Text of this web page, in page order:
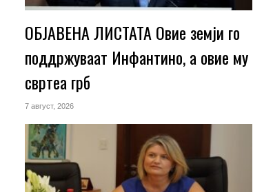
ОБЈАВЕНА ЛИСТАТА Овие земји го
поддржуваат Инфантино, а овие му
свртеа грб
7 август, 2026